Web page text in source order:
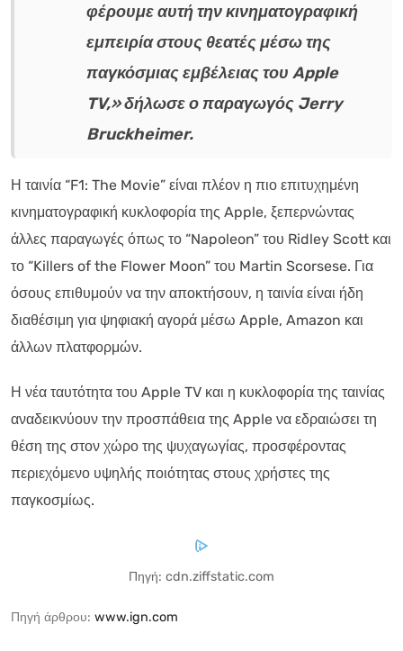
φέρουμε αυτή την κινηματογραφική
εμπειρία στους θεατές μέσω της
παγκόσμιας εμβέλειας του Apple
TV,» δήλωσε ο παραγωγός Jerry
Bruckheimer.
Η ταινία “F1: The Movie” είναι πλέον η πιο επιτυχημένη
κινηματογραφική κυκλοφορία της Apple, ξεπερνώντας
άλλες παραγωγές όπως το “Napoleon” του Ridley Scott και
το “Killers of the Flower Moon” του Martin Scorsese. Για
όσους επιθυμούν να την αποκτήσουν, η ταινία είναι ήδη
διαθέσιμη για ψηφιακή αγορά μέσω Apple, Amazon και
άλλων πλατφορμών.
Η νέα ταυτότητα του Apple TV και η κυκλοφορία της ταινίας
αναδεικνύουν την προσπάθεια της Apple να εδραιώσει τη
θέση της στον χώρο της ψυχαγωγίας, προσφέροντας
περιεχόμενο υψηλής ποιότητας στους χρήστες της
παγκοσμίως.
Πηγή: cdn.ziffstatic.com
Πηγή άρθρου: www.ign.com